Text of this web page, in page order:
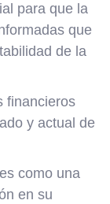
para que la
que
de la
financieros
y actual de
como una
en su